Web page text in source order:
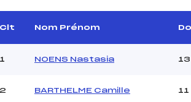
:
:
1
Clt Nom Prénom
1 NOENS Nastasia 13
2 BARTHELME Camille 11